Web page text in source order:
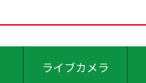
ライブカメラ